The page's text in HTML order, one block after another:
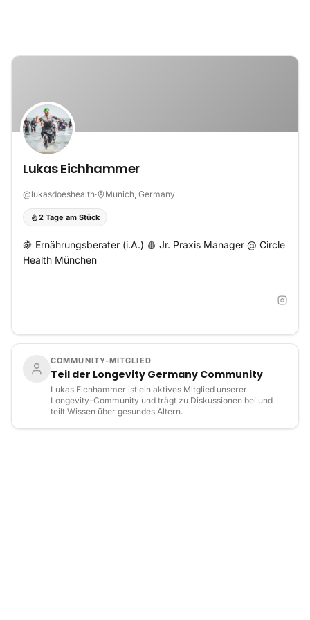
Lukas Eichhammer
@lukasdoeshealth· Munich, Germany
2 Tage am Stück
🍇 Ernährungsberater (i.A.) 🩸 Jr. Praxis Manager @ Circle
Health München
COMMUNITY-MITGLIED
Teil der Longevity Germany Community
Lukas Eichhammer ist ein aktives Mitglied unserer
Longevity-Community und trägt zu Diskussionen bei und
teilt Wissen über gesundes Altern.